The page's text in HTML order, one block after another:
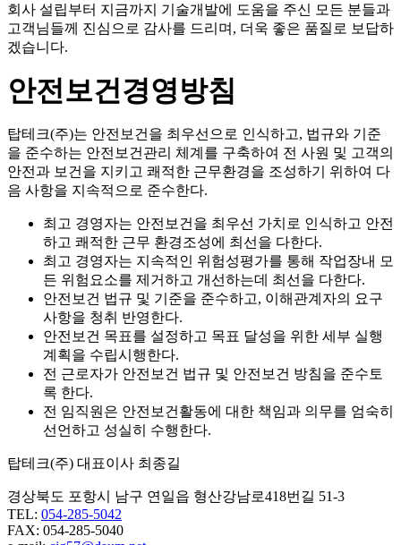
회사 설립부터 지금까지 기술개발에 도움을 주신 모든 분들과
고객님들께 진심으로 감사를 드리며, 더욱 좋은 품질로 보답하
겠습니다.
안전보건경영방침
탑테크(주)는 안전보건을 최우선으로 인식하고, 법규와 기준
을 준수하는 안전보건관리 체계를 구축하여 전 사원 및 고객의
안전과 보건을 지키고 쾌적한 근무환경을 조성하기 위하여 다
음 사항을 지속적으로 준수한다.
최고 경영자는 안전보건을 최우선 가치로 인식하고 안전
하고 쾌적한 근무 환경조성에 최선을 다한다.
최고 경영자는 지속적인 위험성평가를 통해 작업장내 모
든 위험요소를 제거하고 개선하는데 최선을 다한다.
안전보건 법규 및 기준을 준수하고, 이해관계자의 요구
사항을 청취 반영한다.
안전보건 목표를 설정하고 목표 달성을 위한 세부 실행
계획을 수립시행한다.
전 근로자가 안전보건 법규 및 안전보건 방침을 준수토
록 한다.
전 임직원은 안전보건활동에 대한 책임과 의무를 엄숙히
선언하고 성실히 수행한다.
탑테크(주) 대표이사 최종길
경상북도 포항시 남구 연일읍 형산강남로418번길 51-3
TEL: 054-285-5042
FAX: 054-285-5040